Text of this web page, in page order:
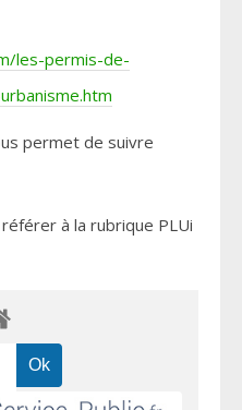
les-permis-de-
permet de suivre
à la rubrique PLUi